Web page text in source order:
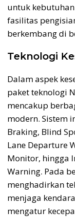
untuk
fasilitas
berkembang di
Teknologi
Dalam aspek
paket teknologi
mencakup
modern. Sistem
Braking, Blind
Lane Departure
Monitor, hingga
Warning. Pada
menghadirkan
menjaga
mengatur